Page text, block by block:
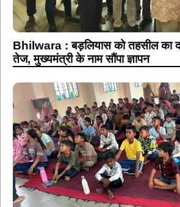
Bhilwara : बड़लियास को तहसील का
तेज, मुख्यमंत्री के नाम सौंपा ज्ञापन